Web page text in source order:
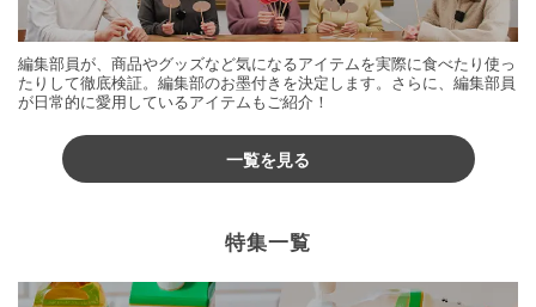
編集部員が、商品やグッズなど気になるアイテムを実際に食べたり使っ
たりして徹底検証。編集部のお墨付きを決定します。さらに、編集部員
が日常的に愛用しているアイテムもご紹介！
一覧を見る
特集一覧